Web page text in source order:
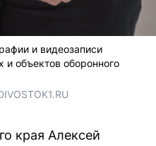
и видеозаписи
объектов оборонного
края Алексей